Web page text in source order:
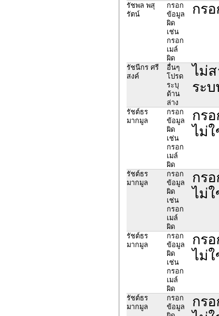
รัชพล พสุ
รัตน์
กรอก
ข้อมูล
ผิด
เช่น
กรอก
เมล์
ผิด
กร
รัชนีกร ศรี
สงค์
อื่นๆ
โปรด
ระบุ
ด้าน
ล่าง
ไม่
ระ
รัชต์ธร
มากมูล
กรอก
ข้อมูล
ผิด
เช่น
กรอก
เมล์
ผิด
กร
ไม่
รัชต์ธร
มากมูล
กรอก
ข้อมูล
ผิด
เช่น
กรอก
เมล์
ผิด
กร
ไม่
รัชต์ธร
มากมูล
กรอก
ข้อมูล
ผิด
เช่น
กรอก
เมล์
ผิด
กร
ไม่
รัชต์ธร
มากมูล
กรอก
ข้อมูล
กร